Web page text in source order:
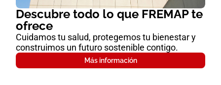
Descubre todo lo que FREMAP te
ofrece
Cuidamos tu salud, protegemos tu bienestar y
construimos un futuro sostenible contigo.
Más información